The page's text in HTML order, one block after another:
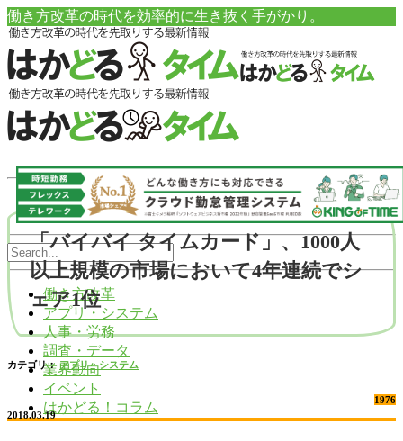
働き方改革の時代を効率的に生き抜く手がかり。
働き方改革
アプリ・システム
人事・労務
調査・データ
業界動向
イベント
はかどる！コラム
「バイバイ タイムカード」、1000人
以上規模の市場において4年連続でシ
ェア1位
カテゴリ： アプリ・システム
1976
2018.03.19